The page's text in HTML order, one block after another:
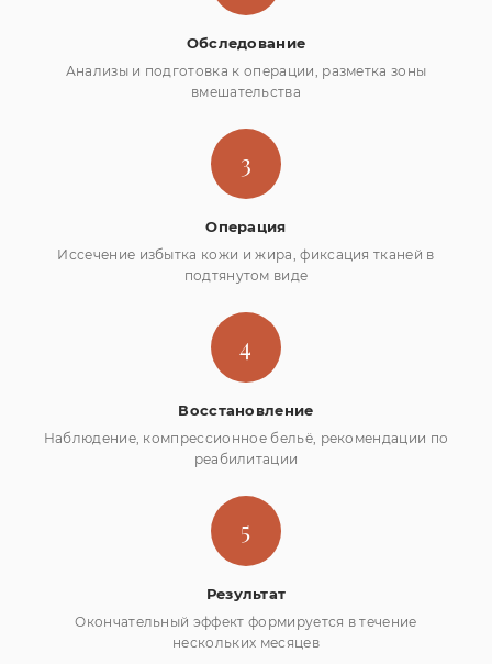
Обследование
Анализы и подготовка к операции, разметка зоны
вмешательства
3
Операция
Иссечение избытка кожи и жира, фиксация тканей в
подтянутом виде
4
Восстановление
Наблюдение, компрессионное бельё, рекомендации по
реабилитации
5
Результат
Окончательный эффект формируется в течение
нескольких месяцев